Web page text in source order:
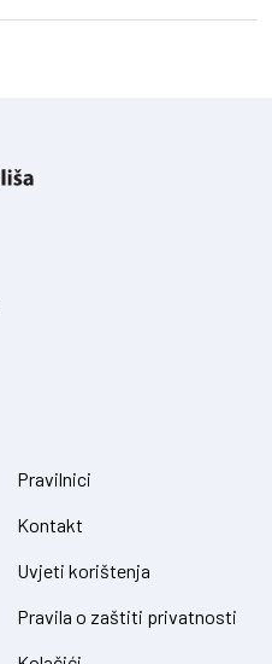
Pravilnici
Kontakt
Uvjeti korištenja
Pravila o zaštiti privatnosti